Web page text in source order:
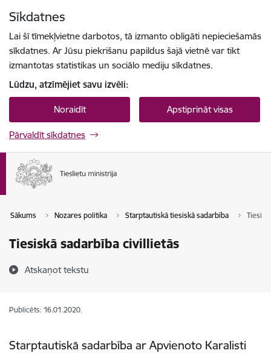
Sīkdatnes
Lai šī tīmekļvietne darbotos, tā izmanto obligāti nepieciešamās
sīkdatnes. Ar Jūsu piekrišanu papildus šajā vietnē var tikt
izmantotas statistikas un sociālo mediju sīkdatnes.
Lūdzu, atzīmējiet savu izvēli:
Noraidīt Apstiprināt visas
Pārvaldīt sīkdatnes
Sākums Nozares politika Starptautiskā tiesiskā sadarbība
Tiesiskā sadarbība civillietās
Atskaņot tekstu
Publicēts: 16.01.2020.
Starptautiskā sadarbība ar Apvienoto Karalisti